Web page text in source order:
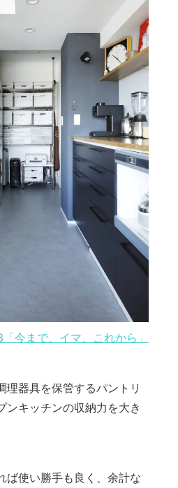
今まで、イマ、これから」
理器具を保管するパントリ
ンキッチンの収納力を大き
ば使い勝手も良く、余計な